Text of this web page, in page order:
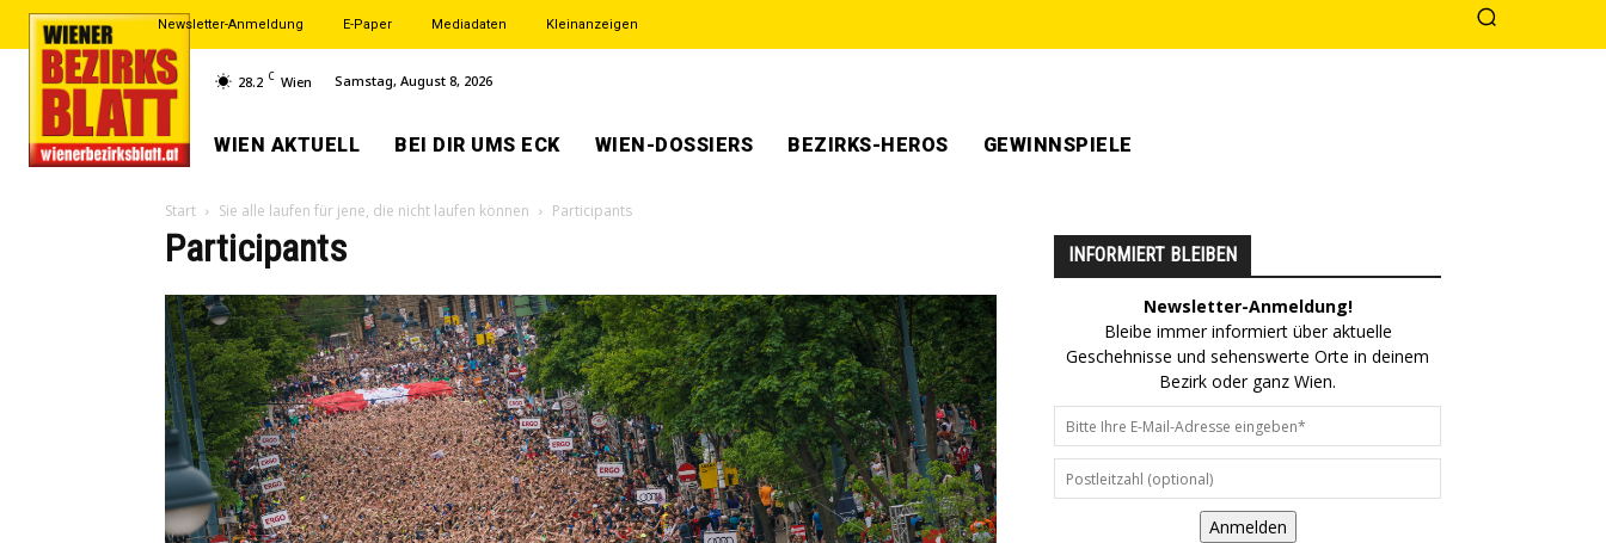
Newsletter-Anmeldung E-Paper Mediadaten Kleinanzeigen
28.2 C Wien Samstag, August 8, 2026
WIEN AKTUELL BEI DIR UMS ECK WIEN-DOSSIERS BEZIRKS-HEROS GEWINNSPIELE
Start Sie alle laufen für jene, die nicht laufen können Participants
Participants INFORMIERT BLEIBEN
Newsletter-Anmeldung!
Bleibe immer informiert über aktuelle
Geschehnisse und sehenswerte Orte in deinem
Bezirk oder ganz Wien.
Anmelden